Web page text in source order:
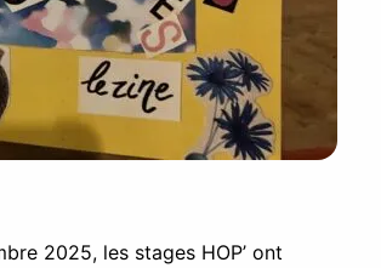
2025, les stages HOP’ ont